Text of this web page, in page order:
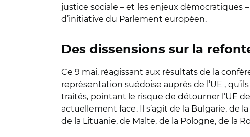
justice sociale – et les enjeux
d’initiative du Parlement européen.
Des dissensions sur la
Ce 9 mai, réagissant aux résultats de la
représentation suédoise auprès de l’UE ,
traités, pointant le risque de détourner l’UE
actuellement face. Il s’agit de la Bulgarie, de
de la Lituanie, de Malte, de la Pologne, de la